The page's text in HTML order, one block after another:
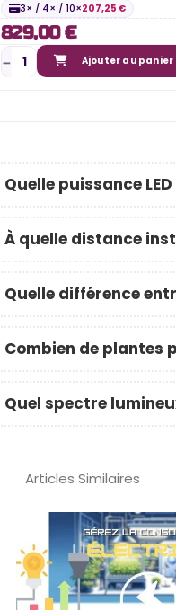
3× / 4× / 10×207,25 €
829,00 €
Ajouter au panier
Quelle puissance
À quelle distance
Quelle différence
Combien de plantes
Quel spectre
Articles Similaires